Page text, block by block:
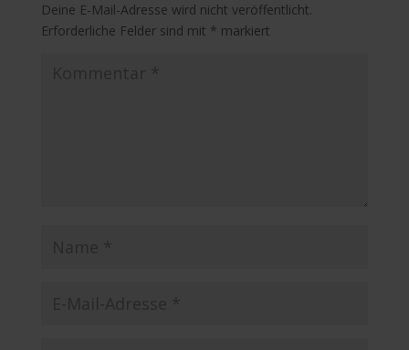
Deine E-Mail-Adresse wird nicht veröffentlicht.
Erforderliche Felder sind mit * markiert